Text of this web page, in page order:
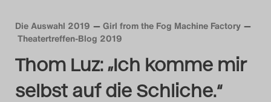
2016
Das Theatertreffen-Blog
2017
Die Auswahl 2019
Girl from the Fog Machine Factory
Theatertreffen-Blog 2019
Thom Luz: „Ich komme mir
selbst auf die Schliche.“